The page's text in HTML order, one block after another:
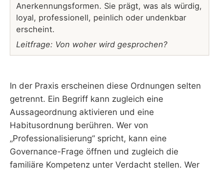
Anerkennungsformen. Sie prägt, was als würdig,
loyal, professionell, peinlich oder undenkbar
erscheint.
Leitfrage: Von woher wird gesprochen?
In der Praxis erscheinen diese Ordnungen selten
getrennt. Ein Begriff kann zugleich eine
Aussageordnung aktivieren und eine
Habitusordnung berühren. Wer von
„Professionalisierung“ spricht, kann eine
Governance-Frage öffnen und zugleich die
familiäre Kompetenz unter Verdacht stellen. Wer